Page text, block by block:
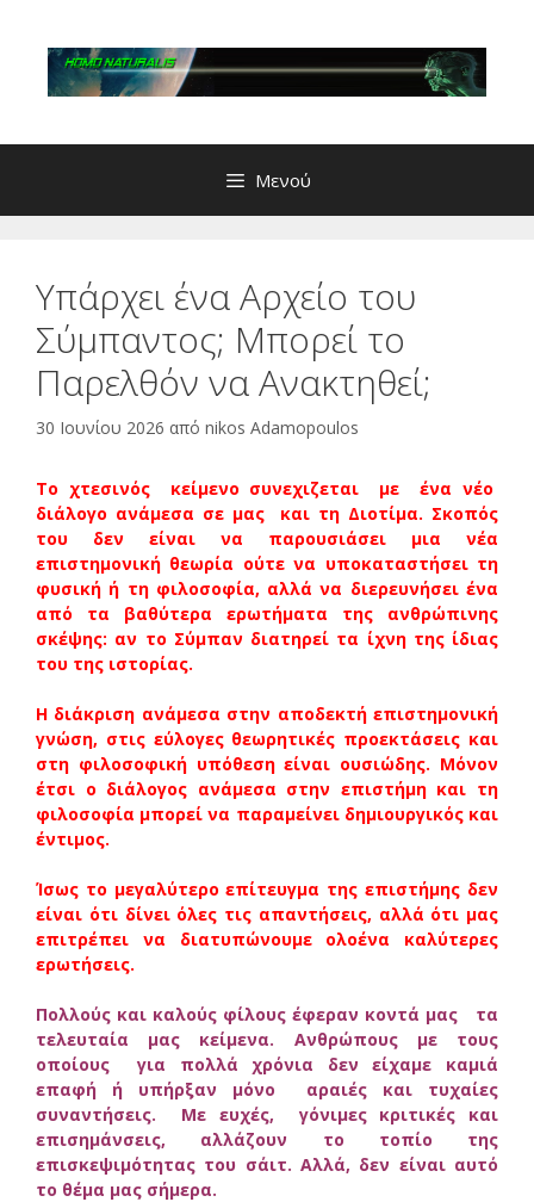
περιεχόμενο
Μενού
Υπάρχει ένα Αρχείο του
Σύμπαντος; Μπορεί το
Παρελθόν να Ανακτηθεί;
30 Ιουνίου 2026 από nikos Adamopoulos
Το χτεσινός κείμενο συνεχιζεται με ένα νέο
διάλογο ανάμεσα σε μας και τη Διοτίμα. Σκοπός
του δεν είναι να παρουσιάσει μια νέα
επιστημονική θεωρία ούτε να υποκαταστήσει τη
φυσική ή τη φιλοσοφία, αλλά να διερευνήσει ένα
από τα βαθύτερα ερωτήματα της ανθρώπινης
σκέψης: αν το Σύμπαν διατηρεί τα ίχνη της ίδιας
του της ιστορίας.
Η διάκριση ανάμεσα στην αποδεκτή επιστημονική
γνώση, στις εύλογες θεωρητικές προεκτάσεις και
στη φιλοσοφική υπόθεση είναι ουσιώδης. Μόνον
έτσι ο διάλογος ανάμεσα στην επιστήμη και τη
φιλοσοφία μπορεί να παραμείνει δημιουργικός και
έντιμος.
Ίσως το μεγαλύτερο επίτευγμα της επιστήμης δεν
είναι ότι δίνει όλες τις απαντήσεις, αλλά ότι μας
επιτρέπει να διατυπώνουμε ολοένα καλύτερες
ερωτήσεις.
Πολλούς και καλούς φίλους έφεραν κοντά μας τα
τελευταία μας κείμενα. Ανθρώπους με τους
οποίους για πολλά χρόνια δεν είχαμε καμιά
επαφή ή υπήρξαν μόνο αραιές και τυχαίες
συναντήσεις. Με ευχές, γόνιμες κριτικές και
επισημάνσεις, αλλάζουν το τοπίο της
επισκεψιμότητας του σάιτ. Αλλά, δεν είναι αυτό
το θέμα μας σήμερα.